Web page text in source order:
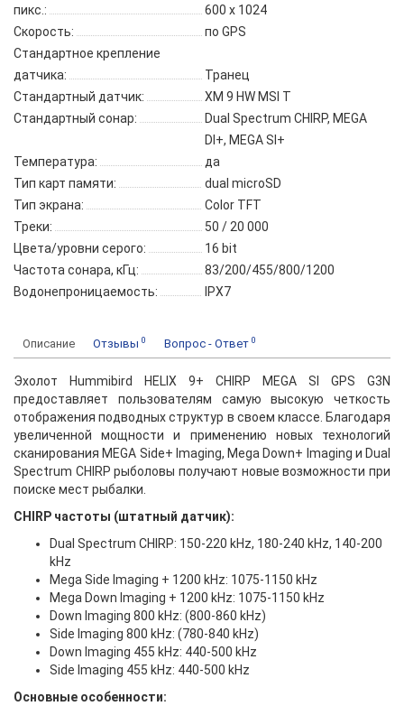
пикс.:
600 x 1024
Скорость:
по GPS
Стандартное крепление
датчика:
Транец
Стандартный датчик:
XM 9 HW MSI T
Стандартный сонар:
Dual Spectrum CHIRP, MEGA
DI+, MEGA SI+
Температура:
да
Тип карт памяти:
dual microSD
Тип экрана:
Color TFT
Треки:
50 / 20 000
Цвета/уровни серого:
16 bit
Частота сонара, кГц:
83/200/455/800/1200
Водонепроницаемость:
IPX7
Описание Отзывы 0 Вопрос - Ответ 0
Эхолот Hummibird HELIX 9+ CHIRP MEGA SI GPS G3N
предоставляет пользователям самую высокую четкость
отображения подводных структур в своем классе. Благодаря
увеличенной мощности и применению новых технологий
сканирования MEGA Side+ Imaging, Mega Down+ Imaging и Dual
Spectrum CHIRP рыболовы получают новые возможности при
поиске мест рыбалки.
CHIRP частоты (штатный датчик):
Dual Spectrum CHIRP: 150-220 kHz, 180-240 kHz, 140-200
kHz
Mega Side Imaging + 1200 kHz: 1075-1150 kHz
Mega Down Imaging + 1200 kHz: 1075-1150 kHz
Down Imaging 800 kHz: (800-860 kHz)
Side Imaging 800 kHz: (780-840 kHz)
Down Imaging 455 kHz: 440-500 kHz
Side Imaging 455 kHz: 440-500 kHz
Основные особенности: